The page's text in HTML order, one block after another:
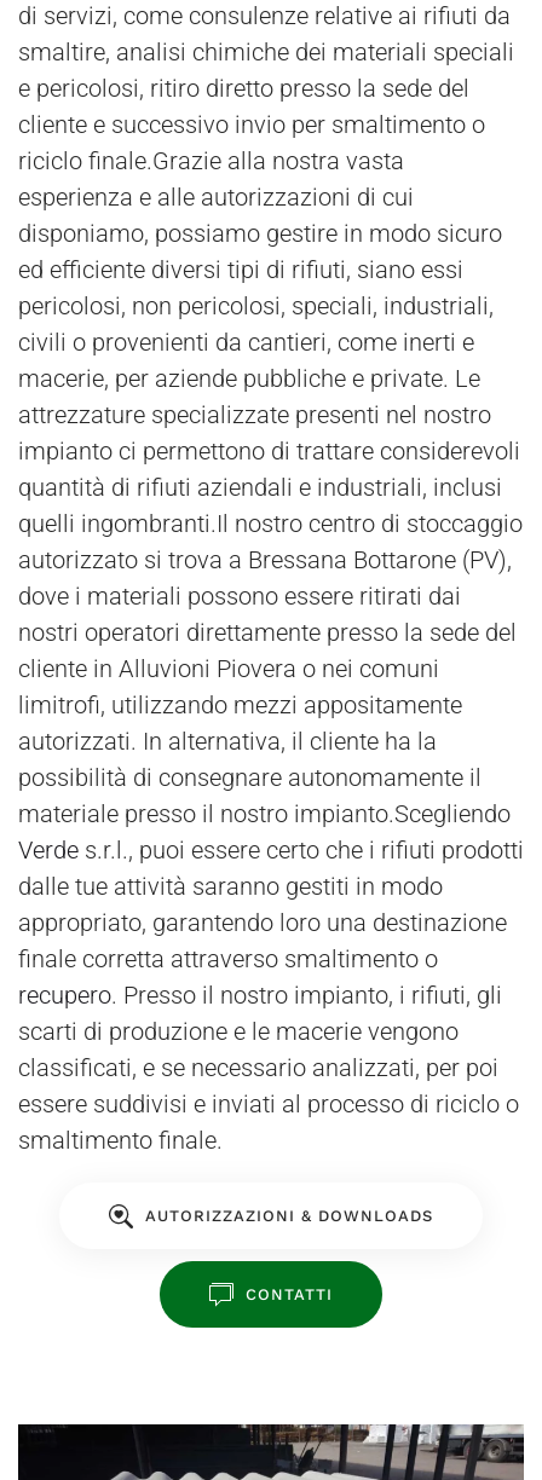
di servizi, come consulenze relative ai rifiuti da
smaltire, analisi chimiche dei materiali speciali
e pericolosi, ritiro diretto presso la sede del
cliente e successivo invio per smaltimento o
riciclo finale.Grazie alla nostra vasta
esperienza e alle autorizzazioni di cui
disponiamo, possiamo gestire in modo sicuro
ed efficiente diversi tipi di rifiuti, siano essi
pericolosi, non pericolosi, speciali, industriali,
civili o provenienti da cantieri, come inerti e
macerie, per aziende pubbliche e private. Le
attrezzature specializzate presenti nel nostro
impianto ci permettono di trattare considerevoli
quantità di rifiuti aziendali e industriali, inclusi
quelli ingombranti.Il nostro centro di stoccaggio
autorizzato si trova a Bressana Bottarone (PV),
dove i materiali possono essere ritirati dai
nostri operatori direttamente presso la sede del
cliente in Alluvioni Piovera o nei comuni
limitrofi, utilizzando mezzi appositamente
autorizzati. In alternativa, il cliente ha la
possibilità di consegnare autonomamente il
materiale presso il nostro impianto.Scegliendo
Verde s.r.l., puoi essere certo che i rifiuti prodotti
dalle tue attività saranno gestiti in modo
appropriato, garantendo loro una destinazione
finale corretta attraverso smaltimento o
recupero. Presso il nostro impianto, i rifiuti, gli
scarti di produzione e le macerie vengono
classificati, e se necessario analizzati, per poi
essere suddivisi e inviati al processo di riciclo o
smaltimento finale.
AUTORIZZAZIONI & DOWNLOADS
CONTATTI